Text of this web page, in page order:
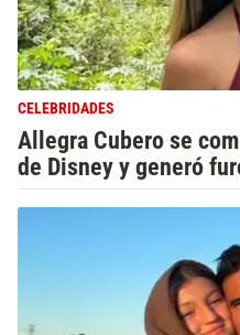
CELEBRIDADES
Allegra Cubero se
de Disney y generó